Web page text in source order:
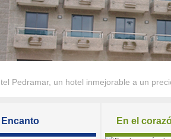
Pedramar, un hotel inmejorable a un
En el